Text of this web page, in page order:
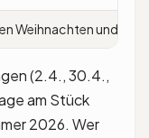
Weihnachten und
(2.4., 30.4.,
am Stück
2026. Wer